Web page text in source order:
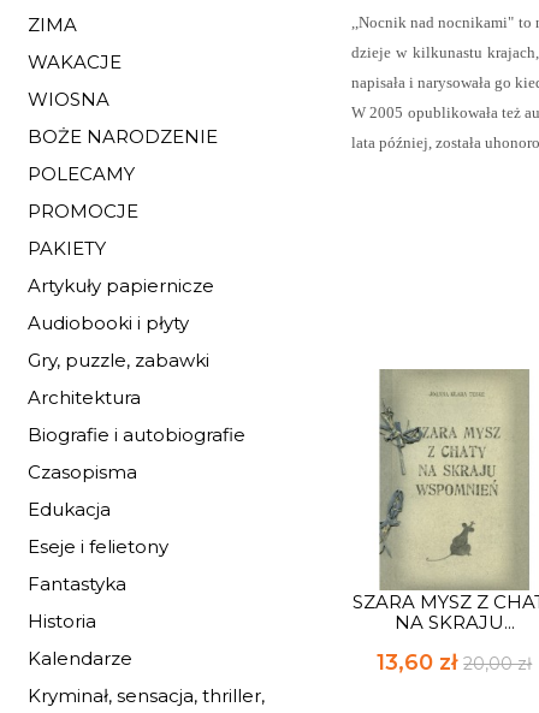
ZIMA
WAKACJE
WIOSNA
BOŻE NARODZENIE
POLECAMY
PROMOCJE
PAKIETY
Artykuły papiernicze
Audiobooki i płyty
Gry, puzzle, zabawki
Architektura
Biografie i autobiografie
Czasopisma
Edukacja
Eseje i felietony
Fantastyka
Historia
Kalendarze
Kryminał, sensacja, thriller,
,,Nocnik nad nocnikami" to
dzieje w kilkunastu
napisała i narysowała go
W 2005 opublikowała też
lata później, została
SZARA MYSZ Z
NA SKRAJU...
13,60 zł20,00 zł